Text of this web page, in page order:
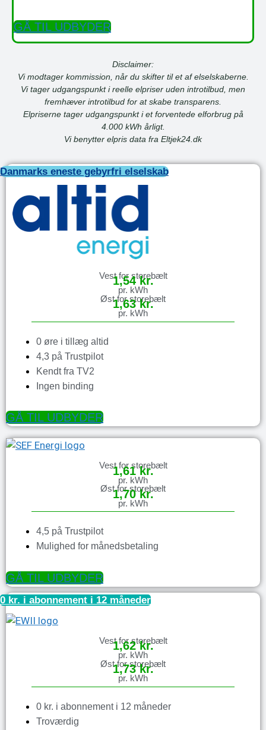
GÅ TIL UDBYDER
Disclaimer:
Vi modtager kommission, når du skifter til et af elselskaberne.
Vi tager udgangspunkt i reelle elpriser uden introtilbud, men
fremhæver introtilbud for at skabe transparens.
Elpriserne tager udgangspunkt i et forventede elforbrug på
4.000 kWh årligt.
Vi benytter elpris data fra Eltjek24.dk
Danmarks eneste gebyrfri elselskab
Vest for storebælt
1,54 kr.
pr. kWh
Øst for storebælt
1,63 kr.
pr. kWh
0 øre i tillæg altid
4,3 på Trustpilot
Kendt fra TV2
Ingen binding
GÅ TIL UDBYDER
Vest for storebælt
1,61 kr.
pr. kWh
Øst for storebælt
1,70 kr.
pr. kWh
4,5 på Trustpilot
Mulighed for månedsbetaling
GÅ TIL UDBYDER
0 kr. i abonnement i 12 måneder
Vest for storebælt
1,62 kr.
pr. kWh
Øst for storebælt
1,73 kr.
pr. kWh
0 kr. i abonnement i 12 måneder
Troværdig